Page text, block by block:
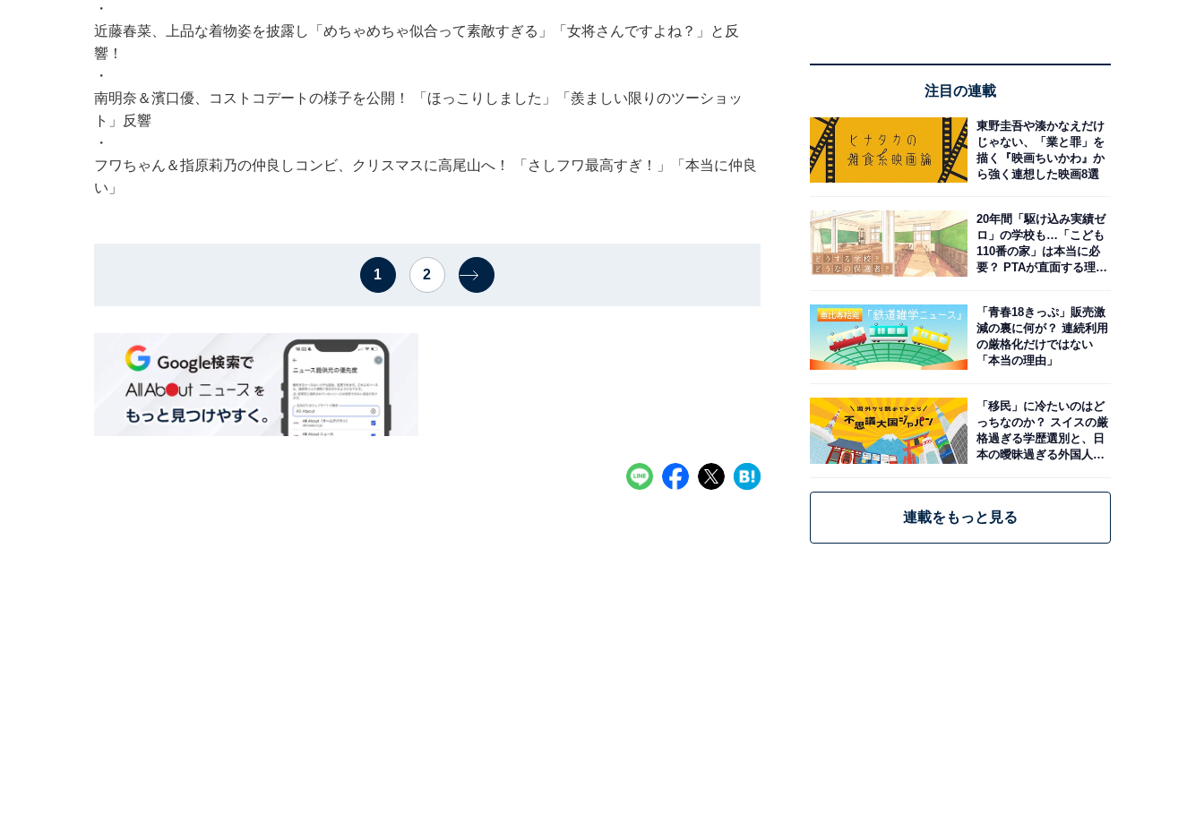
・
近藤春菜、上品な着物姿を披露し「めちゃめちゃ似合って素敵すぎる」「女将さんですよね？」と反
響！
・
南明奈＆濱口優、コストコデートの様子を公開！ 「ほっこりしました」「羨ましい限りのツーショッ
ト」反響
・
フワちゃん＆指原莉乃の仲良しコンビ、クリスマスに高尾山へ！ 「さしフワ最高すぎ！」「本当に仲良
い」
1 2
注目の連載
東野圭吾や湊かなえだけ
じゃない、「業と罪」を
描く『映画ちいかわ』か
ら強く連想した映画8選
20年間「駆け込み実績ゼ
ロ」の学校も…「こども
110番の家」は本当に必
要？ PTAが直面する理想
「青春18きっぷ」販売激
減の裏に何が？ 連続利用
の厳格化だけではない
「本当の理由」
「移民」に冷たいのはど
っちなのか？ スイスの厳
格過ぎる学歴選別と、日
本の曖昧過ぎる外国人政
連載をもっと見る